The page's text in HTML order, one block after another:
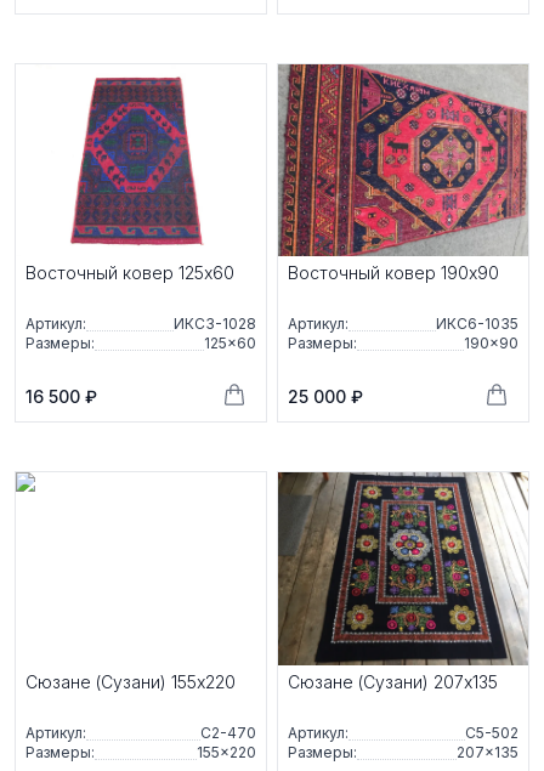
Восточный ковер 125x60
Артикул:
ИКС3-1028
Размеры:
125×60
16 500 ₽
Восточный ковер 190x90
Артикул:
ИКС6-1035
Размеры:
190×90
25 000 ₽
Сюзане (Сузани) 155x220
Артикул:
С2-470
Размеры:
155×220
Сюзане (Сузани) 207x135
Артикул:
С5-502
Размеры:
207×135